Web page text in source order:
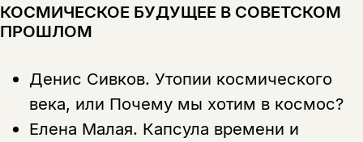
КОСМИЧЕСКОЕ БУДУЩЕЕ В СОВЕТСКОМ
ПРОШЛОМ
Денис Сивков. Утопии космического
века, или Почему мы хотим в космос?
Елена Малая. Капсула времени и
Подписка на рассылку
Этой книги временно
нет в продаже.